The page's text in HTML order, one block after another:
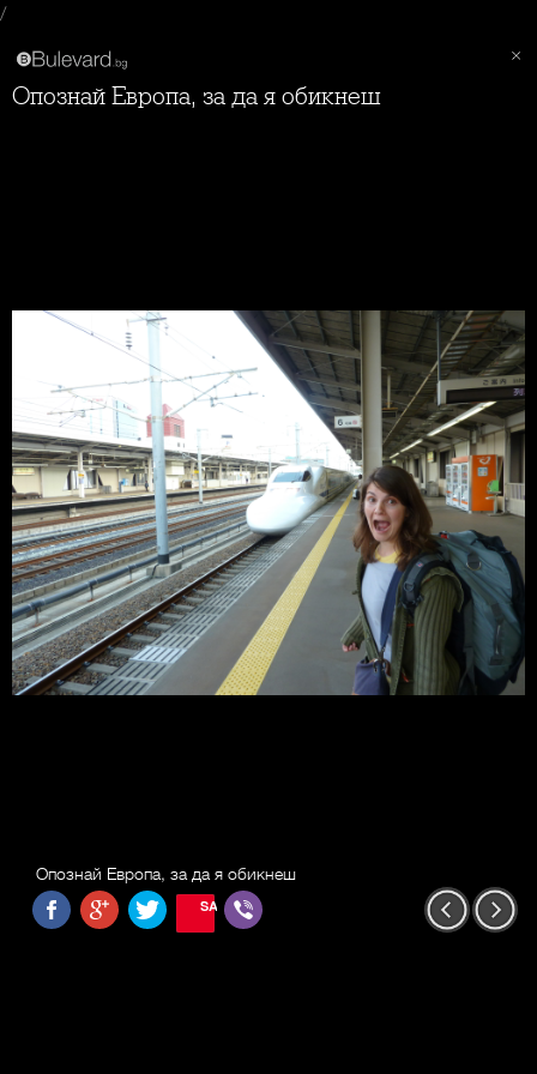
/
Опознай Европа, за да я обикнеш
Опознай Европа, за да я обикнеш
SAVE